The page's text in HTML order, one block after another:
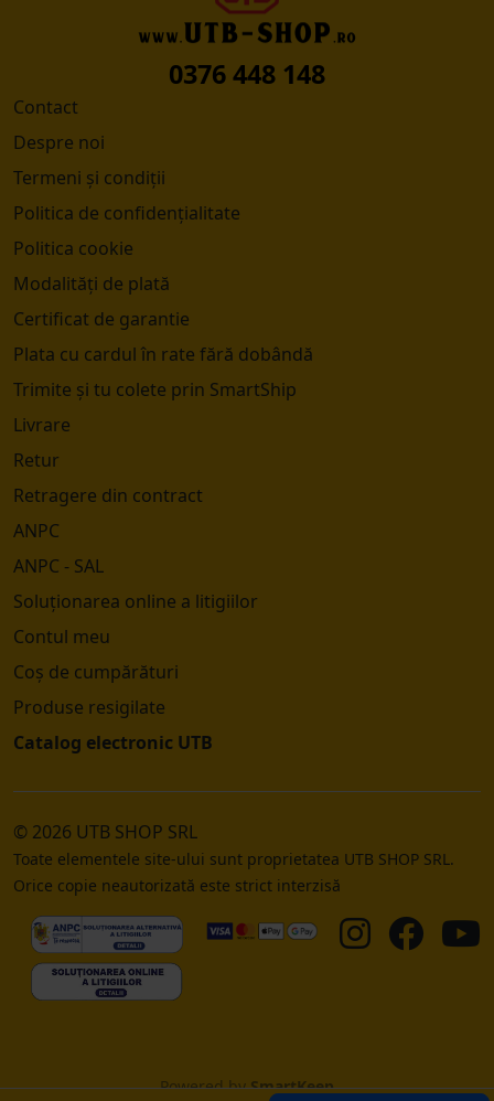
0376 448 148
Contact
Despre noi
Termeni și condiții
Politica de confidențialitate
Politica cookie
Modalități de plată
Certificat de garantie
Plata cu cardul în rate fără dobândă
Trimite și tu colete prin SmartShip
Livrare
Retur
Retragere din contract
ANPC
ANPC - SAL
Soluționarea online a litigiilor
Contul meu
Coș de cumpărături
Produse resigilate
Catalog electronic UTB
© 2026 UTB SHOP SRL
Toate elementele site-ului sunt proprietatea UTB SHOP SRL.
Orice copie neautorizată este strict interzisă
Powered bySmartKeep